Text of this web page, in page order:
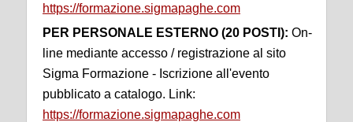
https://formazione.sigmapaghe.com
PER PERSONALE ESTERNO (20 POSTI): On-
line mediante accesso / registrazione al sito
Sigma Formazione - Iscrizione all'evento
pubblicato a catalogo. Link:
https://formazione.sigmapaghe.com